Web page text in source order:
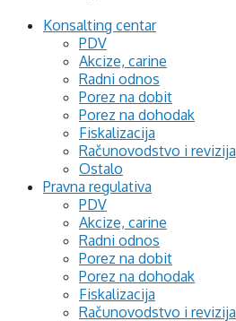
Konsalting centar
PDV
Akcize, carine
Radni odnos
Porez na dobit
Porez na dohodak
Fiskalizacija
Računovodstvo i revizija
Ostalo
Pravna regulativa
PDV
Akcize, carine
Radni odnos
Porez na dobit
Porez na dohodak
Fiskalizacija
Računovodstvo i revizija